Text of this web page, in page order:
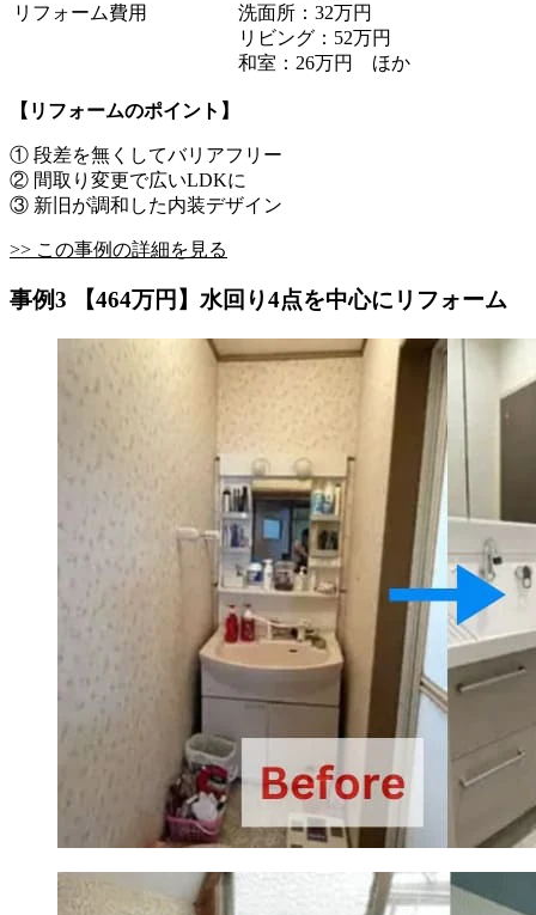
リフォーム費用
洗面所：32万円
リビング：52万円
和室：26万円 ほか
【リフォームのポイント】
① 段差を無くしてバリアフリー
② 間取り変更で広いLDKに
③ 新旧が調和した内装デザイン
>> この事例の詳細を見る
事例3 【464万円】水回り4点を中心にリフォーム